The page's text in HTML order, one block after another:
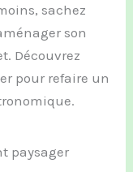
sachez
son
Découvrez
pour refaire un
paysager